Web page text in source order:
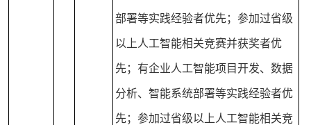
部署等实践经验者优先；参加过省级
以上人工智能相关竞赛并获奖者优
先；有企业人工智能项目开发、数据
分析、智能系统部署等实践经验者优
先；参加过省级以上人工智能相关竞